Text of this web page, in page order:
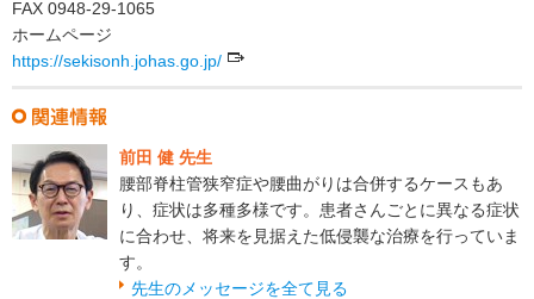
FAX 0948-29-1065
ホームページ
https://sekisonh.johas.go.jp/
前田 健 先生
腰部脊柱管狭窄症や腰曲がりは合併するケースもあ
り、症状は多種多様です。患者さんごとに異なる症状
に合わせ、将来を見据えた低侵襲な治療を行っていま
す。
先生のメッセージを全て見る